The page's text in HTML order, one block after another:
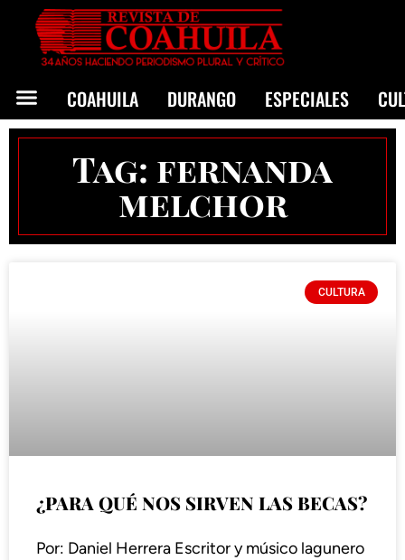
COAHUILA DURANGO ESPECIALES
Tag: fernanda
melchor
CULTURA
¿PARA QUÉ NOS SIRVEN LAS BECAS?
Por: Daniel Herrera Escritor y músico lagunero